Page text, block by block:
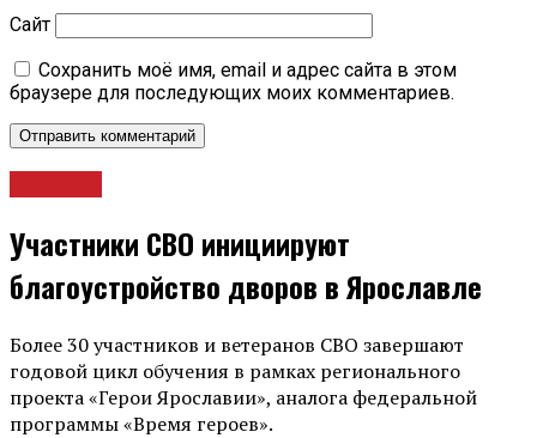
Сайт
Сохранить моё имя, email и адрес сайта в этом
браузере для последующих моих комментариев.
Участники СВО инициируют
благоустройство дворов в Ярославле
Более 30 участников и ветеранов СВО завершают
годовой цикл обучения в рамках регионального
проекта «Герои Ярославии», аналога федеральной
программы «Время героев».